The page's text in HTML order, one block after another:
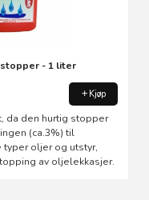
- 1 liter
Kjøp
da den hurtig stopper
(ca.3%) til
oljer og utstyr,
av oljelekkasjer.